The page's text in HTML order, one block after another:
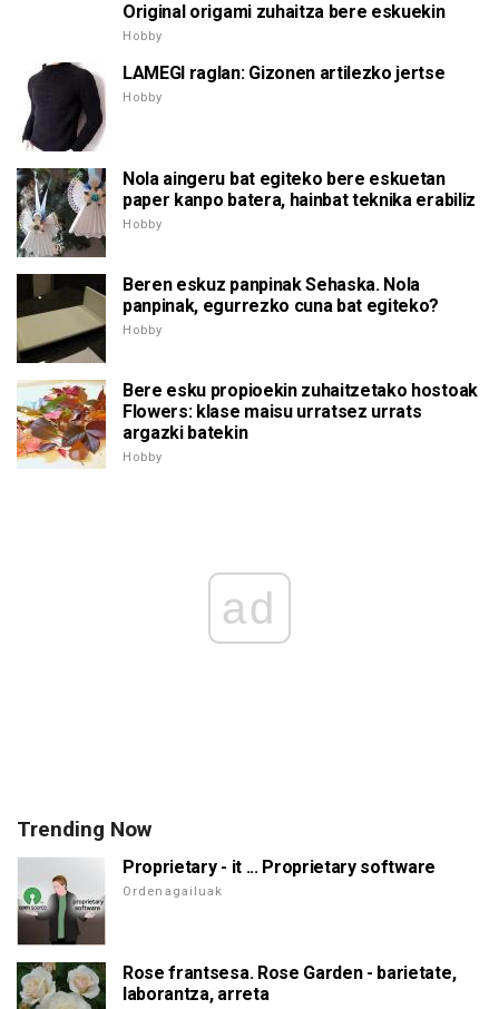
Original origami zuhaitza bere eskuekin
Hobby
LAMEGI raglan: Gizonen artilezko jertse
Hobby
Nola aingeru bat egiteko bere eskuetan
paper kanpo batera, hainbat teknika erabiliz
Hobby
Beren eskuz panpinak Sehaska. Nola
panpinak, egurrezko cuna bat egiteko?
Hobby
Bere esku propioekin zuhaitzetako hostoak
Flowers: klase maisu urratsez urrats
argazki batekin
Hobby
ad
Trending Now
Proprietary - it ... Proprietary software
Ordenagailuak
Rose frantsesa. Rose Garden - barietate,
laborantza, arreta